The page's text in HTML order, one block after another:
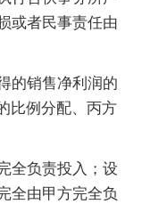
或者民事责任由
的销售净利润的
比例分配、丙方
全负责投入；设
全由甲方完全负